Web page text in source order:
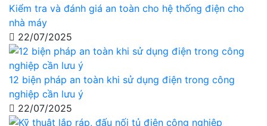
Kiểm tra và đánh giá an toàn cho hệ thống điện cho
nhà máy
22/07/2025
12 biện pháp an toàn khi sử dụng điện trong công
nghiệp cần lưu ý
22/07/2025